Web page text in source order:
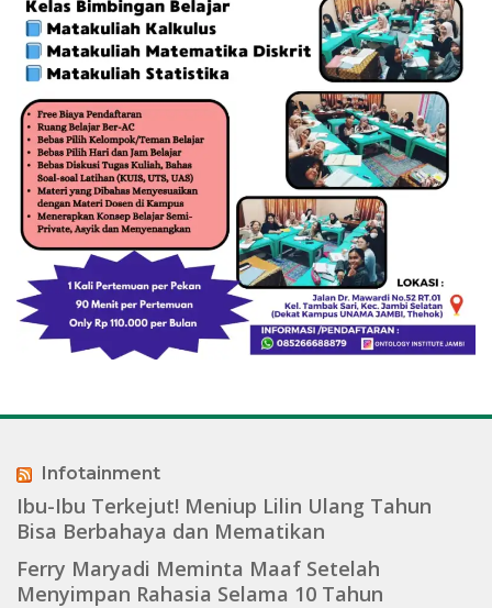
Infotainment
Ibu-Ibu Terkejut! Meniup Lilin Ulang Tahun
Bisa Berbahaya dan Mematikan
Ferry Maryadi Meminta Maaf Setelah
Menyimpan Rahasia Selama 10 Tahun